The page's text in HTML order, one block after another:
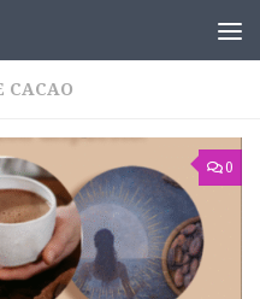
CACAO
0